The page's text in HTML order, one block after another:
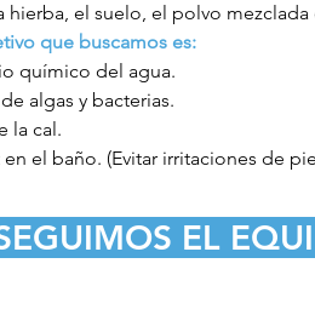
hierba, el suelo, el polvo
que buscamos es:
químico del agua.
algas y bacterias.
la cal.
el baño. (Evitar irritaciones de
EL